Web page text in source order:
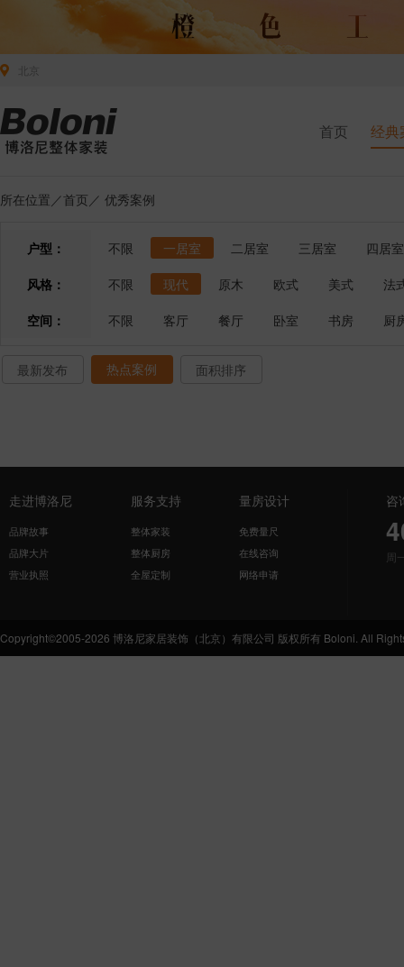
首页 经典
所在位置／首页 ／ 优秀案例
户型： 不限 一居室 二居室 三居室
四居室
风格：
不限 现代 原木 欧式 美式
法
空间：
不限 客厅 餐厅 卧室 书房 厨
最新发布 热点案例 面积排序
走进博洛尼
品牌故事
品牌大片
营业执照
服务支持
整体家装
整体厨房
全屋定制
量房设计
免费量尺
在线咨询
网络申请
咨
周
Copyright©2005-2026 博洛尼家居装饰（北京）有限公司 版权所有 Boloni. All